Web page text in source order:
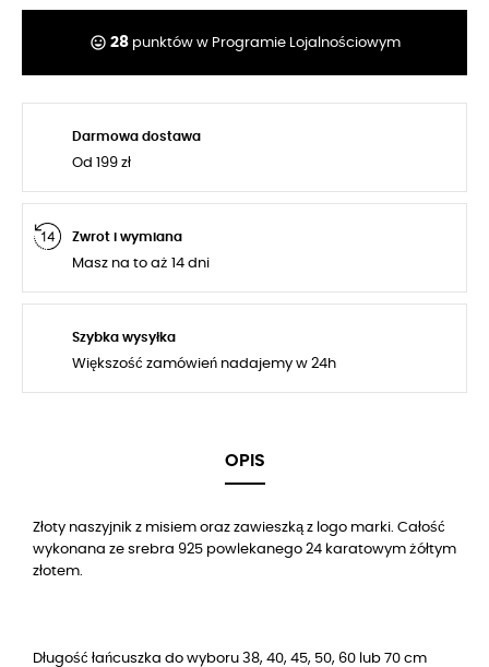
tag_faces 28punktów w Programie Lojalnościowym
Darmowa dostawa
Od 199 zł
Zwrot i wymiana
Masz na to aż 14 dni
Szybka wysyłka
Większość zamówień nadajemy w 24h
OPIS
Złoty naszyjnik z misiem oraz zawieszką z logo marki. Całość
wykonana ze srebra 925 powlekanego 24 karatowym żółtym
złotem.
Długość łańcuszka do wyboru 38, 40, 45, 50, 60 lub 70 cm